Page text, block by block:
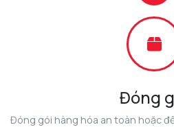
Đóng
Đóng gói hàng hóa an toàn hoặc